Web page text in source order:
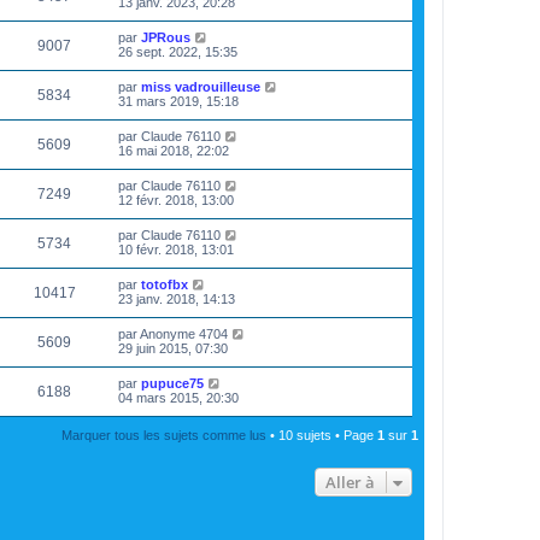
9007 par JPRous
26 sept. 2022, 15:35
5834 par miss vadrouilleuse
31 mars 2019, 15:18
5609 par Claude 76110
16 mai 2018, 22:02
7249 par Claude 76110
12 févr. 2018, 13:00
5734 par Claude 76110
10 févr. 2018, 13:01
10417 par totofbx
23 janv. 2018, 14:13
5609 parAnonyme 4704
29 juin 2015, 07:30
6188 par pupuce75
04 mars 2015, 20:30
Marquer tous les sujets comme lus • 10 sujets • Page 1 sur 1
Aller à